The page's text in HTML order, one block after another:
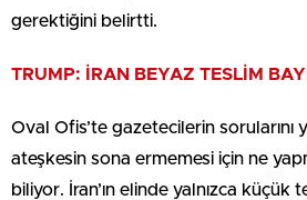
gerektiğini belirtti.
TRUMP: İRAN BEYAZ TESLİM
Oval Ofis’te gazetecilerin sorularını
ateşkesin sona ermemesi için ne
biliyor. İran’ın elinde yalnızca küçük